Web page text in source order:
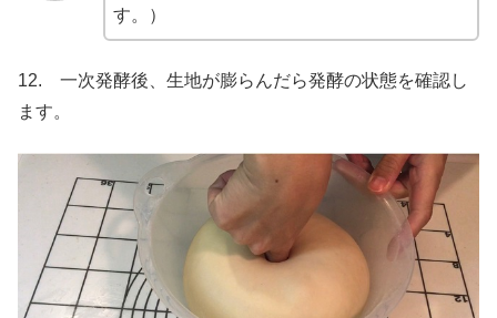
す。）
12. 一次発酵後、生地が膨らんだら発酵の状態を確認し
ます。